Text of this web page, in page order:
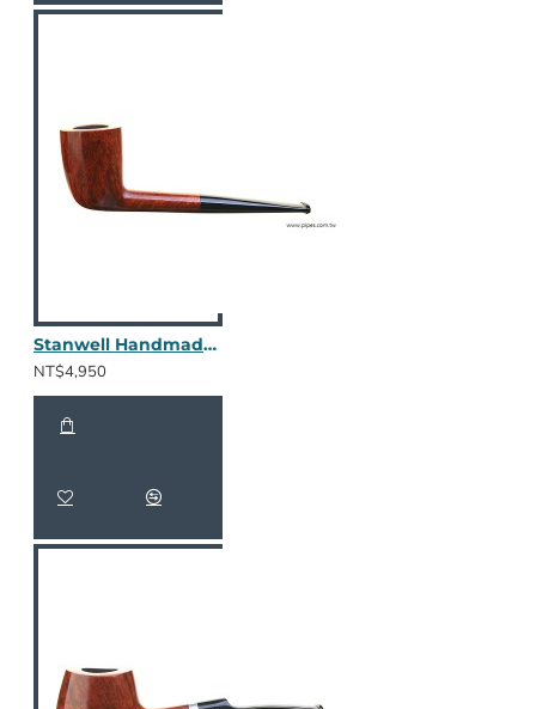
Stanwell Handmade Polished 228 - 棕色光面
NT$4,950